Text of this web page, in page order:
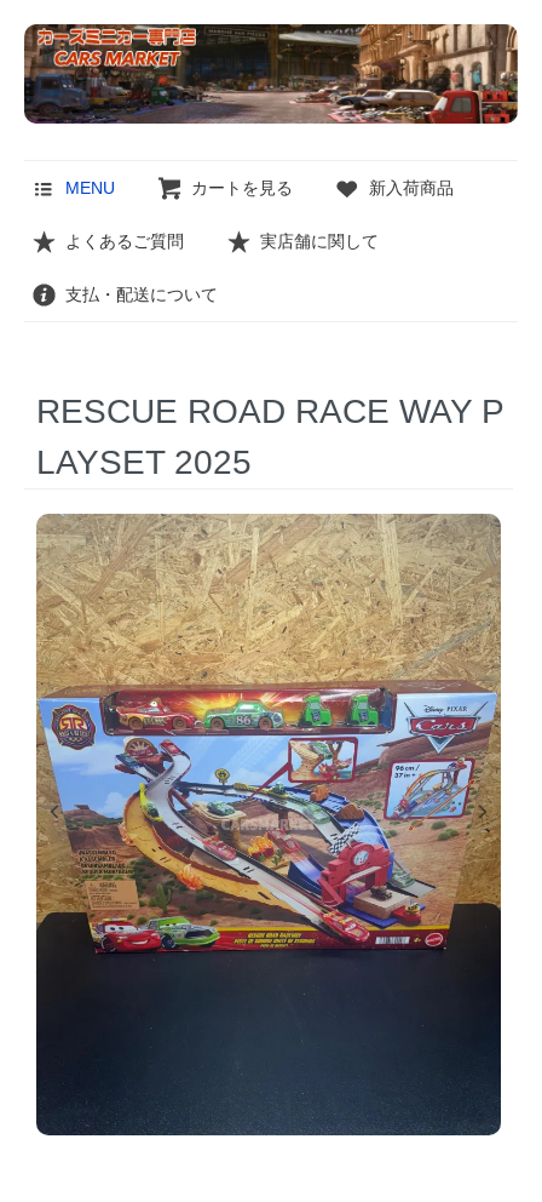
MENU カートを見る 新入荷商品
よくあるご質問 実店舗に関して
支払・配送について
RESCUE ROAD RACE WAY P
LAYSET 2025